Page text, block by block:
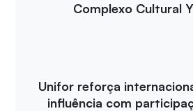
Complexo Cultural
Unifor reforça
influência com